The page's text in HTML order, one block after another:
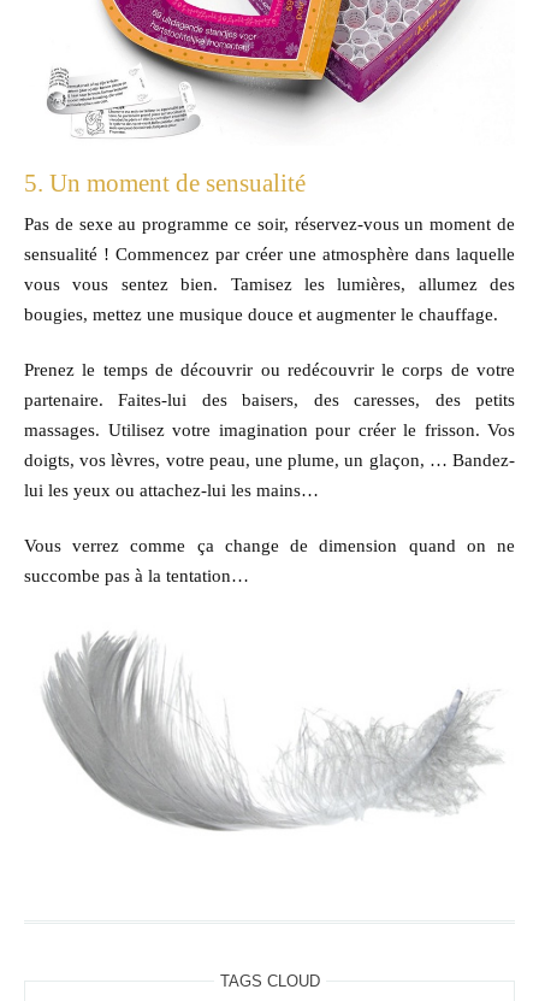
5. Un moment de sensualité
Pas de sexe au programme ce soir, réservez-vous un moment de
sensualité ! Commencez par créer une atmosphère dans laquelle
vous vous sentez bien. Tamisez les lumières, allumez des
bougies, mettez une musique douce et augmenter le chauffage.
Prenez le temps de découvrir ou redécouvrir le corps de votre
partenaire. Faites-lui des baisers, des caresses, des petits
massages. Utilisez votre imagination pour créer le frisson. Vos
doigts, vos lèvres, votre peau, une plume, un glaçon, … Bandez-
lui les yeux ou attachez-lui les mains…
Vous verrez comme ça change de dimension quand on ne
succombe pas à la tentation…
TAGS CLOUD